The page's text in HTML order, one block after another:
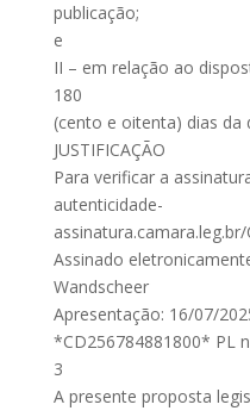
publicação;
e
II – em relação ao
180
(cento e oitenta) dias da
JUSTIFICAÇÃO
Para verificar a
autenticidade-
Assinado
Wandscheer
Apresentação: 16/07/
*CD256784881800* PL
3
A presente proposta